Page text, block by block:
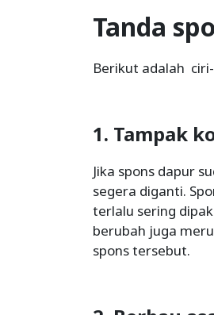
Tanda
Berikut adalah
1. Tampak
Jika spons dapur
segera diganti.
terlalu sering
berubah juga
spons tersebut.